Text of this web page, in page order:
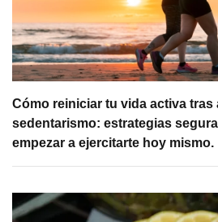
Cómo reiniciar tu vida activa tras
sedentarismo: estrategias
empezar a ejercitarte hoy mismo.